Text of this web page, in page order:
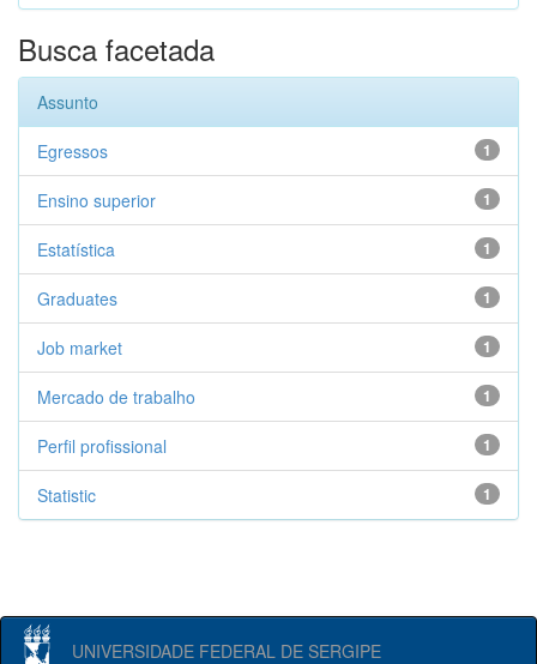
Busca facetada
Assunto
1
Egressos
1
Ensino superior
1
Estatística
1
Graduates
1
Job market
1
Mercado de trabalho
1
Perfil profissional
1
Statistic
UNIVERSIDADE FEDERAL DE SERGIPE